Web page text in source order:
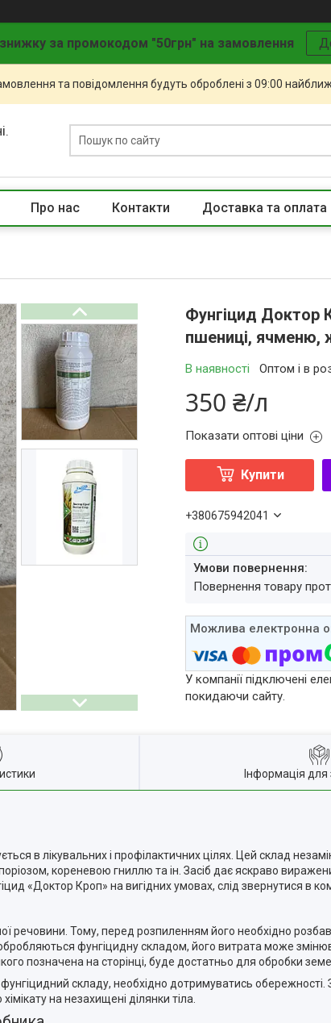
за промокодом "50грн" на замовлення
та повідомлення будуть оброблені з 09:00
Про нас Контакти Доставка та оплата
Фунгіцид Доктор
пшениці, ячменю,
В наявності Оптом і в
350 ₴/л
Показати оптові ціни
Купити
+380675942041
повернення товару
У компанії підключені
покидаючи сайту.
Інформація
в лікувальних і профілактичних цілях. Цей склад
кореневою гниллю та ін. Засіб дає яскраво
«Доктор Кроп» на вигідних умовах, слід звернутися в
речовини. Тому, перед розпиленням його необхідно
фунгіцидну складом, його витрата може
позначена на сторінці, буде достатньо для обробки
фунгіцидний складу, необхідно дотримуватись
на незахищені ділянки тіла.